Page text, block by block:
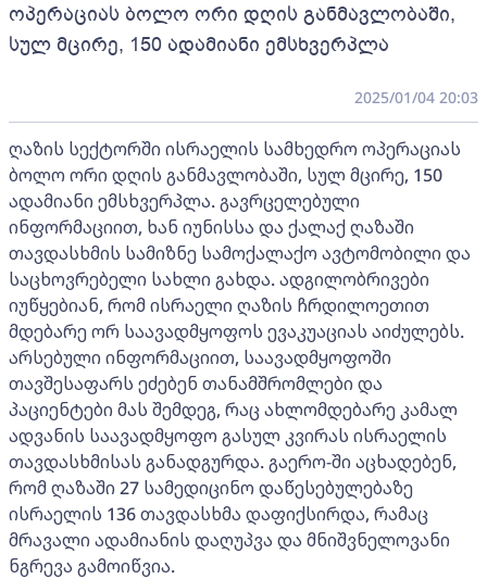
ოპერაციას ბოლო ორი დღის განმავლობაში,
სულ მცირე, 150 ადამიანი ემსხვერპლა
2025/01/04 20:03
ღაზის სექტორში ისრაელის სამხედრო ოპერაციას
ბოლო ორი დღის განმავლობაში, სულ მცირე, 150
ადამიანი ემსხვერპლა. გავრცელებული
ინფორმაციით, ხან იუნისსა და ქალაქ ღაზაში
თავდასხმის სამიზნე სამოქალაქო ავტომობილი და
საცხოვრებელი სახლი გახდა. ადგილობრივები
იუწყებიან, რომ ისრაელი ღაზის ჩრდილოეთით
მდებარე ორ საავადმყოფოს ევაკუაციას აიძულებს.
არსებული ინფორმაციით, საავადმყოფოში
თავშესაფარს ეძებენ თანამშრომლები და
პაციენტები მას შემდეგ, რაც ახლომდებარე კამალ
ადვანის საავადმყოფო გასულ კვირას ისრაელის
თავდასხმისას განადგურდა. გაერო-ში აცხადებენ,
რომ ღაზაში 27 სამედიცინო დაწესებულებაზე
ისრაელის 136 თავდასხმა დაფიქსირდა, რამაც
მრავალი ადამიანის დაღუპვა და მნიშვნელოვანი
ნგრევა გამოიწვია.